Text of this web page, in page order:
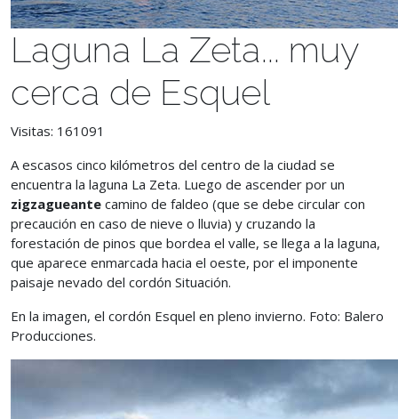
Laguna La Zeta... muy
cerca de Esquel
Visitas: 161091
A escasos cinco kilómetros del centro de la ciudad se
encuentra la laguna La Zeta. Luego de ascender por un
zigzagueante camino de faldeo (que se debe circular con
precaución en caso de nieve o lluvia) y cruzando la
forestación de pinos que bordea el valle, se llega a la laguna,
que aparece enmarcada hacia el oeste, por el imponente
paisaje nevado del cordón Situación.
En la imagen, el cordón Esquel en pleno invierno. Foto: Balero
Producciones.